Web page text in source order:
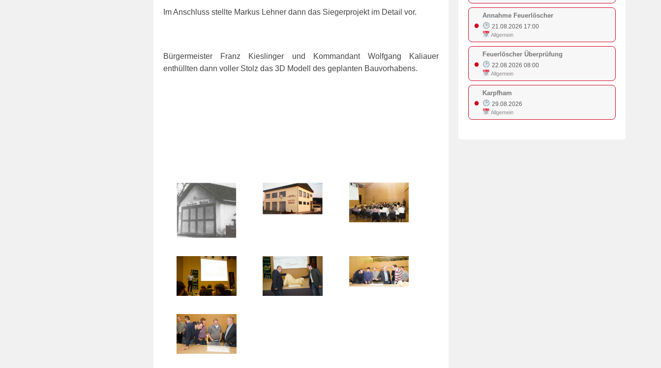
Im Anschluss stellte Markus Lehner dann das Siegerprojekt im Detail vor.
Bürgermeister Franz Kieslinger und Kommandant Wolfgang Kaliauer
enthüllten dann voller Stolz das 3D Modell des geplanten Bauvorhabens.
●
Annahme Feuerlöscher
21.08.2026 17:00
Allgemein
●
Feuerlöscher Überprüfung
22.08.2026 08:00
Allgemein
●
Karpfham
29.08.2026
Allgemein